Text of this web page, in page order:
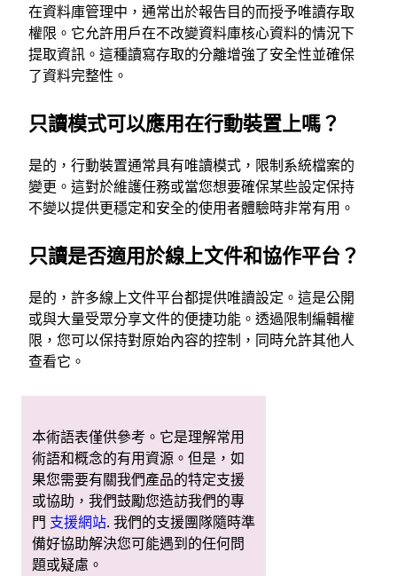
在資料庫管理中，通常出於報告目的而授予唯讀存取
權限。它允許用戶在不改變資料庫核心資料的情況下
提取資訊。這種讀寫存取的分離增強了安全性並確保
了資料完整性。
只讀模式可以應用在行動裝置上嗎？
是的，行動裝置通常具有唯讀模式，限制系統檔案的
變更。這對於維護任務或當您想要確保某些設定保持
不變以提供更穩定和安全的使用者體驗時非常有用。
只讀是否適用於線上文件和協作平台？
是的，許多線上文件平台都提供唯讀設定。這是公開
或與大量受眾分享文件的便捷功能。透過限制編輯權
限，您可以保持對原始內容的控制，同時允許其他人
查看它。
本術語表僅供參考。它是理解常用
術語和概念的有用資源。但是，如
果您需要有關我們產品的特定支援
或協助，我們鼓勵您造訪我們的專
門 支援網站. 我們的支援團隊隨時準
備好協助解決您可能遇到的任何問
題或疑慮。